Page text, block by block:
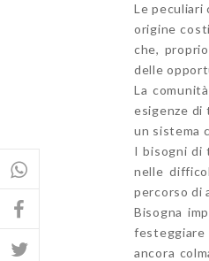
Le peculiari
origine
che,
delle
La
esigenze di
un sistema
I bisogni di
nelle
percorso di
Bisogna
festeggiare
ancora